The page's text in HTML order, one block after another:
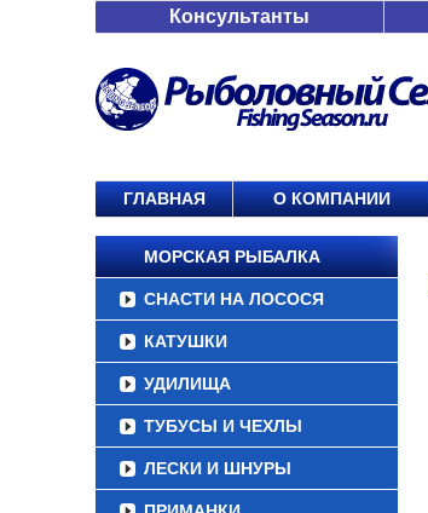
Консультанты
ГЛАВНАЯ О КОМПАНИИ
МОРСКАЯ РЫБАЛКА
СНАСТИ НА ЛОСОСЯ
КАТУШКИ
УДИЛИЩА
ТУБУСЫ И ЧЕХЛЫ
ЛЕСКИ И ШНУРЫ